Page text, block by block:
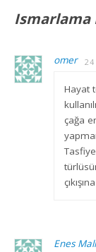
Ismarlama
omer
Hayat
çağa
Enes